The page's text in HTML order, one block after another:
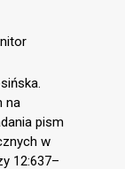
na
pism
w
12:637–